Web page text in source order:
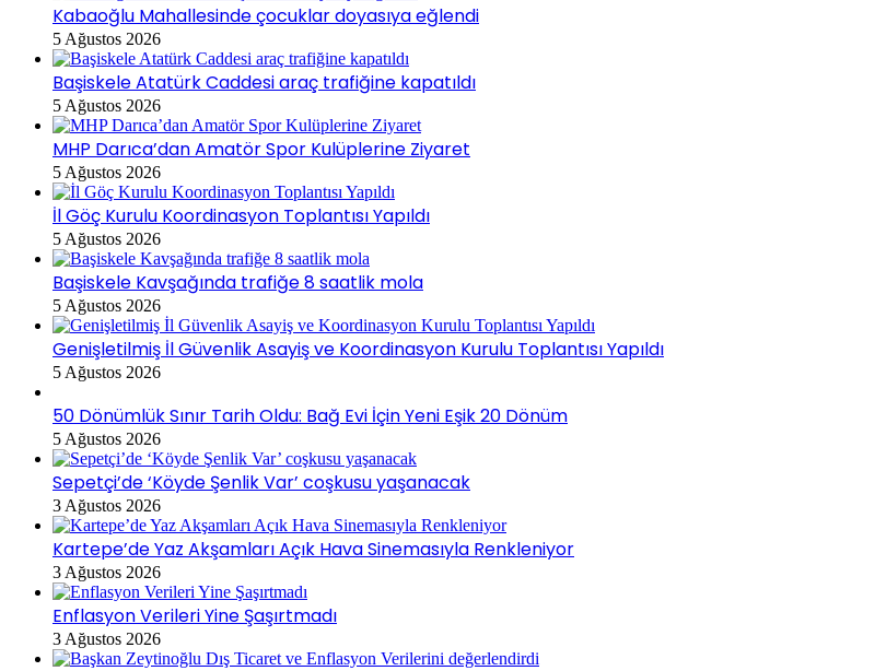
Kabaoğlu Mahallesinde çocuklar doyasıya eğlendi
5 Ağustos 2026
Başiskele Atatürk Caddesi araç trafiğine kapatıldı
5 Ağustos 2026
MHP Darıca’dan Amatör Spor Kulüplerine Ziyaret
5 Ağustos 2026
İl Göç Kurulu Koordinasyon Toplantısı Yapıldı
5 Ağustos 2026
Başiskele Kavşağında trafiğe 8 saatlik mola
5 Ağustos 2026
Genişletilmiş İl Güvenlik Asayiş ve Koordinasyon Kurulu Toplantısı Yapıldı
5 Ağustos 2026
50 Dönümlük Sınır Tarih Oldu: Bağ Evi İçin Yeni Eşik 20 Dönüm
5 Ağustos 2026
Sepetçi’de ‘Köyde Şenlik Var’ coşkusu yaşanacak
3 Ağustos 2026
Kartepe’de Yaz Akşamları Açık Hava Sinemasıyla Renkleniyor
3 Ağustos 2026
Enflasyon Verileri Yine Şaşırtmadı
3 Ağustos 2026